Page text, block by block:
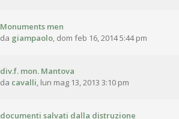
Monuments men
da giampaolo, dom feb 16, 2014 5:44 pm
div.f. mon. Mantova
da cavalli, lun mag 13, 2013 3:10 pm
documenti salvati dalla distruzione